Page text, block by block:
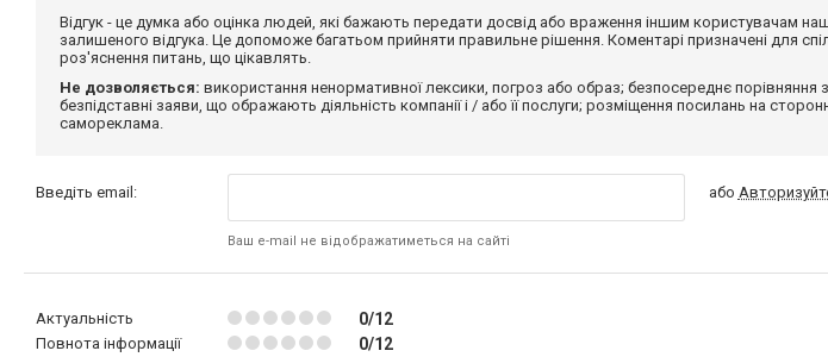
Відгук - це думка або оцінка людей, які бажають передати досвід або враження іншим користувачам
залишеного відгука. Це допоможе багатьом прийняти правильне рішення. Коментарі призначені для
роз'яснення питань, що цікавлять.
Не дозволяється: використання ненормативної лексики, погроз або образ; безпосереднє
безпідставні заяви, що ображають діяльність компанії і / або її послуги; розміщення посилань на
самореклама.
Введіть email:
Ваш e-mail не відображатиметься на сайті
або
Актуальність 0/12
Повнота інформації 0/12